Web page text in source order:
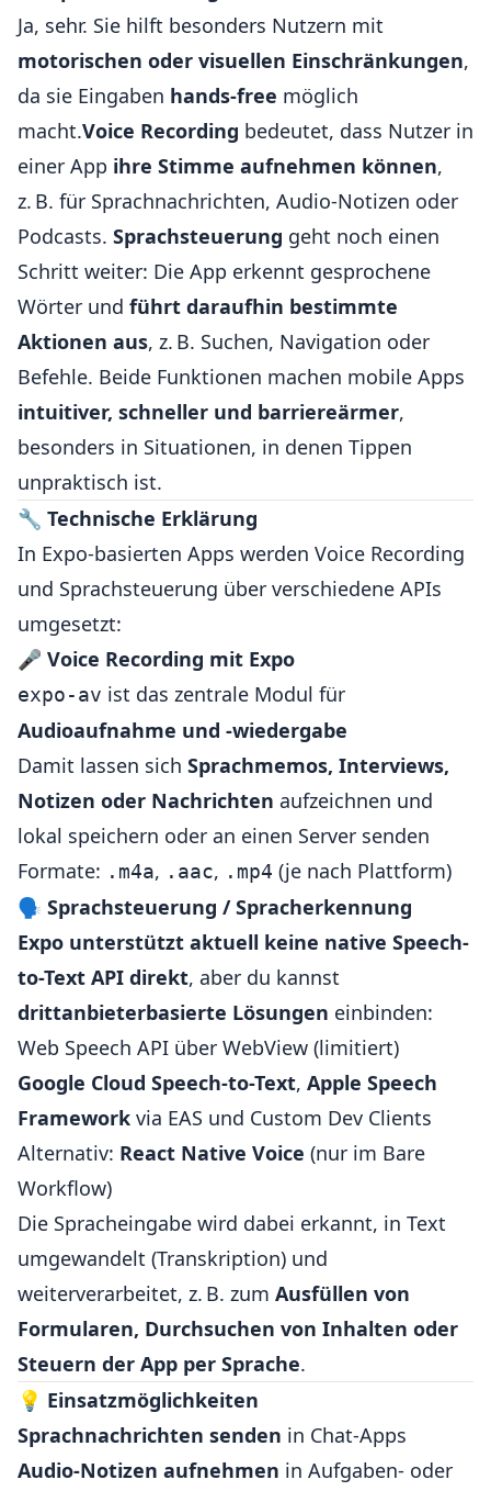
Ja, sehr. Sie hilft besonders Nutzern mit
motorischen oder visuellen Einschränkungen,
da sie Eingaben hands-free möglich
macht.Voice Recording bedeutet, dass Nutzer in
einer App ihre Stimme aufnehmen können,
z. B. für Sprachnachrichten, Audio-Notizen oder
Podcasts. Sprachsteuerung geht noch einen
Schritt weiter: Die App erkennt gesprochene
Wörter und führt daraufhin bestimmte
Aktionen aus, z. B. Suchen, Navigation oder
Befehle. Beide Funktionen machen mobile Apps
intuitiver, schneller und barriereärmer,
besonders in Situationen, in denen Tippen
unpraktisch ist.
🔧 Technische Erklärung
In Expo-basierten Apps werden Voice Recording
und Sprachsteuerung über verschiedene APIs
umgesetzt:
🎤 Voice Recording mit Expo
expo-av ist das zentrale Modul für
Audioaufnahme und -wiedergabe
Damit lassen sich Sprachmemos, Interviews,
Notizen oder Nachrichten aufzeichnen und
lokal speichern oder an einen Server senden
Formate: .m4a, .aac, .mp4 (je nach Plattform)
🗣️ Sprachsteuerung / Spracherkennung
Expo unterstützt aktuell keine native Speech-
to-Text API direkt, aber du kannst
drittanbieterbasierte Lösungen einbinden:
Web Speech API über WebView (limitiert)
Google Cloud Speech-to-Text, Apple Speech
Framework via EAS und Custom Dev Clients
Alternativ: React Native Voice (nur im Bare
Workflow)
Die Spracheingabe wird dabei erkannt, in Text
umgewandelt (Transkription) und
weiterverarbeitet, z. B. zum Ausfüllen von
Formularen, Durchsuchen von Inhalten oder
Steuern der App per Sprache.
💡 Einsatzmöglichkeiten
Sprachnachrichten senden in Chat-Apps
Audio-Notizen aufnehmen in Aufgaben- oder